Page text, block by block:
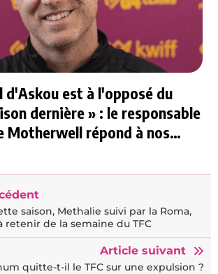
d'Askou est à l'opposé du
dernière » : le responsable
Motherwell répond à nos
saison, Methalie suivi par la Roma,
retenir de la semaine du TFC
Article suivant
quitte-t-il le TFC sur une expulsion ?